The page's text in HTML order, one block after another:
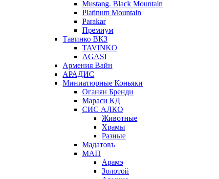
Mustang. Black Mountain
Platinum Mountain
Parakar
Премиум
Тавинко ВКЗ
TAVINKO
AGASI
Армения Вайн
АРАДИС
Миниатюрные Коньяки
Оганян Бренди
Мараси КД
СИС АЛКО
Животные
Храмы
Разные
Мадатовъ
МАП
Арамэ
Золотой